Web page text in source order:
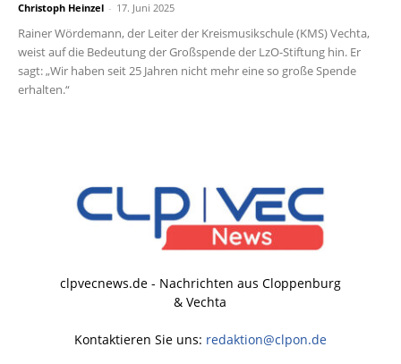
Christoph Heinzel - 17. Juni 2025
Rainer Wördemann, der Leiter der Kreismusikschule (KMS) Vechta,
weist auf die Bedeutung der Großspende der LzO-Stiftung hin. Er
sagt: „Wir haben seit 25 Jahren nicht mehr eine so große Spende
erhalten.“
clpvecnews.de - Nachrichten aus Cloppenburg
& Vechta
Kontaktieren Sie uns: redaktion@clpon.de